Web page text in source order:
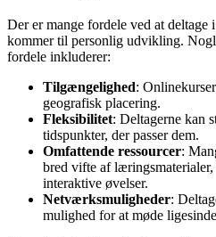
Der er mange fordele ved at
kommer til personlig udvikling.
fordele inkluderer:
Tilgængelighed:
geografisk placering.
Fleksibilitet: Deltagerne kan
tidspunkter, der passer dem.
Omfattende ressourcer:
bred vifte af
interaktive øvelser.
Netværksmuligheder:
mulighed for at møde